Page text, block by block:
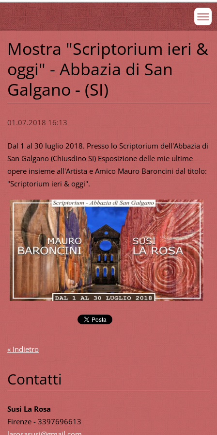
Mostra "Scriptorium ieri &
oggi" - Abbazia di San
Galgano - (SI)
01.07.2018 16:13
Dal 1 al 30 luglio 2018. Presso lo Scriptorium dell'Abbazia di
San Galgano (Chiusdino SI) Esposizione delle mie ultime
opere insieme all'Artista e Amico Mauro Baroncini dal titolo:
"Scriptorium ieri & oggi".
« Indietro
Contatti
Susi La Rosa
Firenze - 3397696613